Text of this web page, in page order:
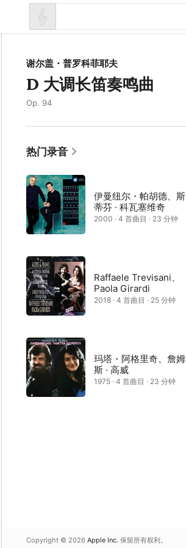
谢尔盖・普罗科菲耶夫
D 大调长笛奏鸣曲
Op. 94
热门录音
伊曼纽尔・帕胡德、斯
蒂芬 · 科瓦塞维奇
2000 · 4 首曲目 · 23 分钟
Raffaele Trevisani、
Paola Girardi
2018 · 4 首曲目 · 25 分钟
玛塔・阿格里奇、詹姆
斯 · 高威
1975 · 4 首曲目 · 23 分钟
Copyright © 2026 Apple Inc. 保留所有权利。